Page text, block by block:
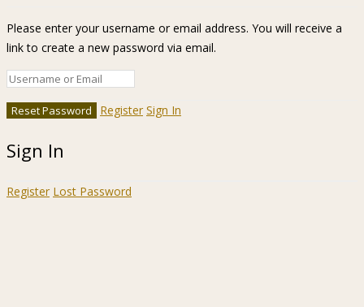
Please enter your username or email address. You will receive a
link to create a new password via email.
Register Sign In
Sign In
Register Lost Password